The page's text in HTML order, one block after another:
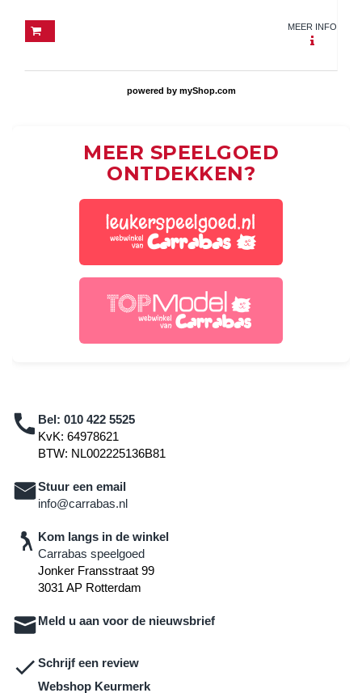
MEER INFO
powered by myShop.com
MEER SPEELGOED
ONTDEKKEN?
Bel: 010 422 5525
KvK: 64978621
BTW: NL002225136B81
Stuur een email
info@carrabas.nl
Kom langs in de winkel
Carrabas speelgoed
Jonker Fransstraat 99
3031 AP Rotterdam
Meld u aan voor de nieuwsbrief
Schrijf een review
Webshop Keurmerk